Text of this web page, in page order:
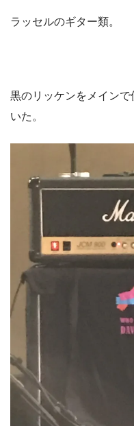
ラッセルのギター類。
黒のリッケンをメイン
いた。